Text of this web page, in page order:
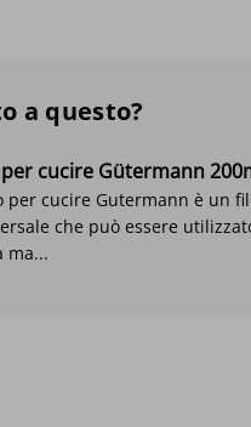
a questo?
cucire Gütermann
per cucire Gutermann è un
che può essere
ma...